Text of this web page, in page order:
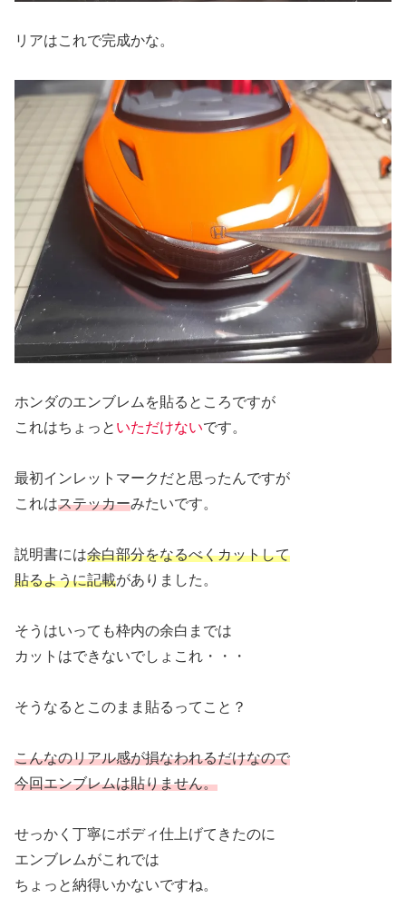
リアはこれで完成かな。
ホンダのエンブレムを貼るところですが
これはちょっと いただけないです。
最初インレットマークだと思ったんですが
これはステッカーみたいです。
説明書には余白部分をなるべくカットして
貼るように記載がありました。
そうはいっても枠内の余白までは
カットはできないでしょこれ・・・
そうなるとこのまま貼るってこと？
こんなのリアル感が損なわれるだけなので
今回エンブレムは貼りません。
せっかく丁寧にボディ仕上げてきたのに
エンブレムがこれでは
ちょっと納得いかないですね。